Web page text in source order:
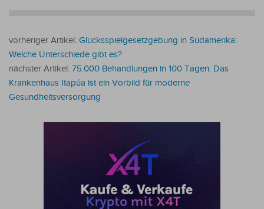
vorheriger Artikel: Glücksspielgesetzgebung in Südamerika:
Welche Unterschiede gibt es?
nächster Artikel: 75.000 Behandlungen in 100 Tagen: Das
Krankenhaus Itapúa ist ein Vorbild für moderne
Gesundheitsversorgung